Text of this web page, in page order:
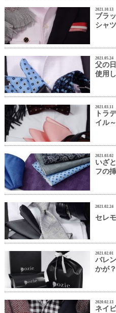
2021.10.13
ブラ
シャ
2021.05.24
父の
使用
2021.03.11
トラ
イル
2021.03.02
いざ
フの
2021.02.24
セレ
2021.02.01
バレ
かが？
2020.02.13
ネイ